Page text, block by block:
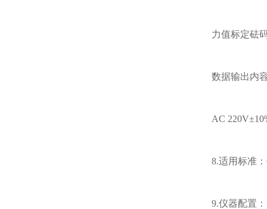
力值标定砝
数据输出内
AC 220V±
8.适用标准：
9.仪器配置：